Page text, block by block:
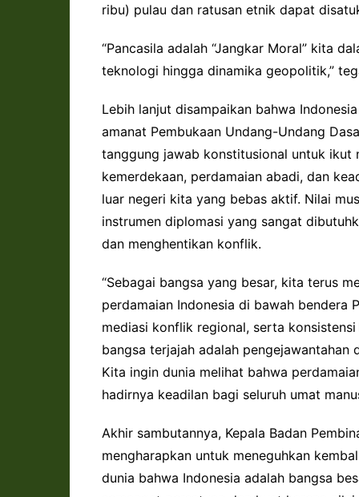
ribu) pulau dan ratusan etnik dapat
“Pancasila adalah “Jangkar Moral” kita
teknologi hingga dinamika geopolitik,”
Lebih lanjut disampaikan bahwa
amanat Pembukaan Undang-Undang
tanggung jawab konstitusional untuk ikut
kemerdekaan, perdamaian abadi, dan
luar negeri kita yang bebas aktif. Nilai
instrumen diplomasi yang sangat
dan menghentikan konflik.
“Sebagai bangsa yang besar, kita terus
perdamaian Indonesia di bawah bendera
mediasi konflik regional, serta
bangsa terjajah adalah pengejawantahan
Kita ingin dunia melihat bahwa
hadirnya keadilan bagi seluruh umat
Akhir sambutannya, Kepala Badan
mengharapkan untuk meneguhkan
dunia bahwa Indonesia adalah bangsa